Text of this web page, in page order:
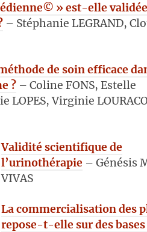
» est-elle
– Stéphanie LEGRAND,
de soin efficace
? – Coline FONS, Estelle
LOPES, Virginie
Validité scientifique de
l’urinothérapie – Génésis
VIVAS
La commercialisation des
repose-t-elle sur des